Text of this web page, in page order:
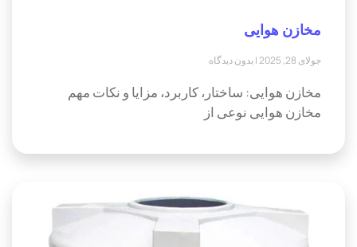
مخازن هوایی
جولای 28, 2025 بدون دیدگاه
مخازن هوایی: ساختار، کاربرد، مزایا و نکات مهم
مخازن هوایی نوعی از